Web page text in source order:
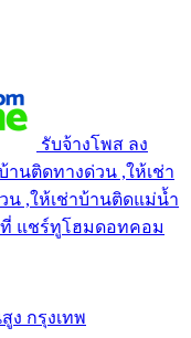
รับจ้างโพส ลง
านติดทางด่วน ,ให้เช่า
น ,ให้เช่าบ้านติดแม่น้ำ
แชร์ทูโฮมดอทคอม
ง กรุงเทพ